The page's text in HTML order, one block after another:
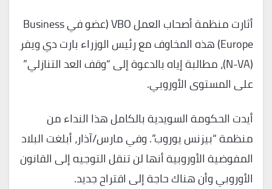
أثارت منظمة أصحاب العمل VBO (عضو في Business
Europe) هذه المخاوف مع رئيس الوزراء بارت دي ويفر
(N-VA)، مطالبة إياه بالدعوة إلى “وقف العد التنازلي”
على المستوى الأوروبي.
أيدت الحكومة السويدية بالكامل هذا النداء من
منظمة “بيزنس يوروب”. وفي مارس/آذار، أبلغت البلاد
المفوضية الأوروبية أنها لن تنقل التوجيه إلى القانون
الأوروبي وأن هناك حاجة إلى اقتراح جديد.